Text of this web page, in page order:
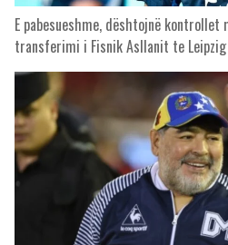
E pabesueshme, dështojnë
transferimi i Fisnik Asllanit te Leipzig